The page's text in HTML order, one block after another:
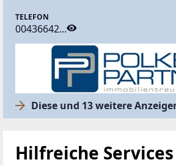
TELEFON
00436642...
Diese und 13 weitere
Hilfreiche Services